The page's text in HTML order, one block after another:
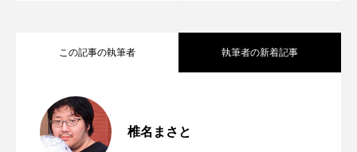
ザトウクジラ シクリッド
シャコガイ シュレーゲルアオガエル
この記事の執筆者 執筆者の新着記事
椎名まさと
2026.08.07